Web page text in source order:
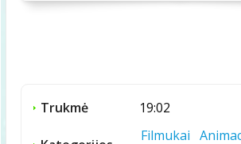
Trukmė 19:02
Filmukai